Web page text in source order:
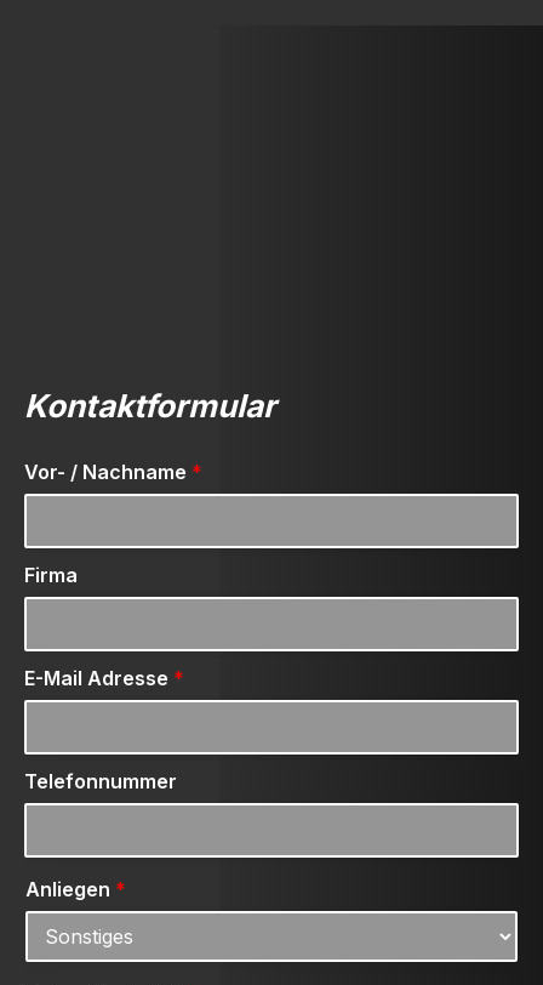
Kontaktformular
Vor- / Nachname *
Firma
E-Mail Adresse *
Telefonnummer
Anliegen *